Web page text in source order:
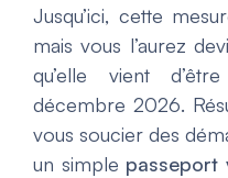
Jusqu’ici, cette
mais vous l’aurez
qu’elle vient
décembre 2026.
vous soucier des
un simple passeport